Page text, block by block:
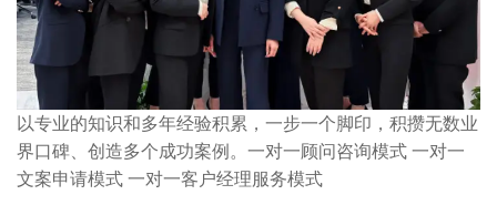
以专业的知识和多年经验积累，一步一个脚印，积攒无数业
界口碑、创造多个成功案例。一对一顾问咨询模式 一对一
文案申请模式 一对一客户经理服务模式